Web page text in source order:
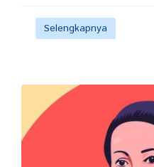
Selengkapnya